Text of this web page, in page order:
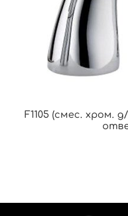
F1105 (смес. хром.